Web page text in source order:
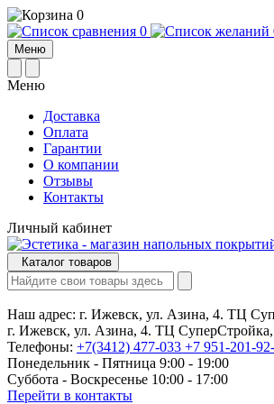
0
0
Меню
Меню
Доставка
Оплата
Гарантии
О компании
Отзывы
Контакты
Личный кабинет
Каталог товаров
Наш адрес: г. Ижевск, ул. Азина, 4. ТЦ
г. Ижевск, ул. Азина, 4. ТЦ СуперСтройка,
Телефоны: +7(3412) 477-033 +7 951-201-
Понедельник - Пятница 9:00 - 19:00
Суббота - Воскресенье 10:00 - 17:00
Перейти в контакты